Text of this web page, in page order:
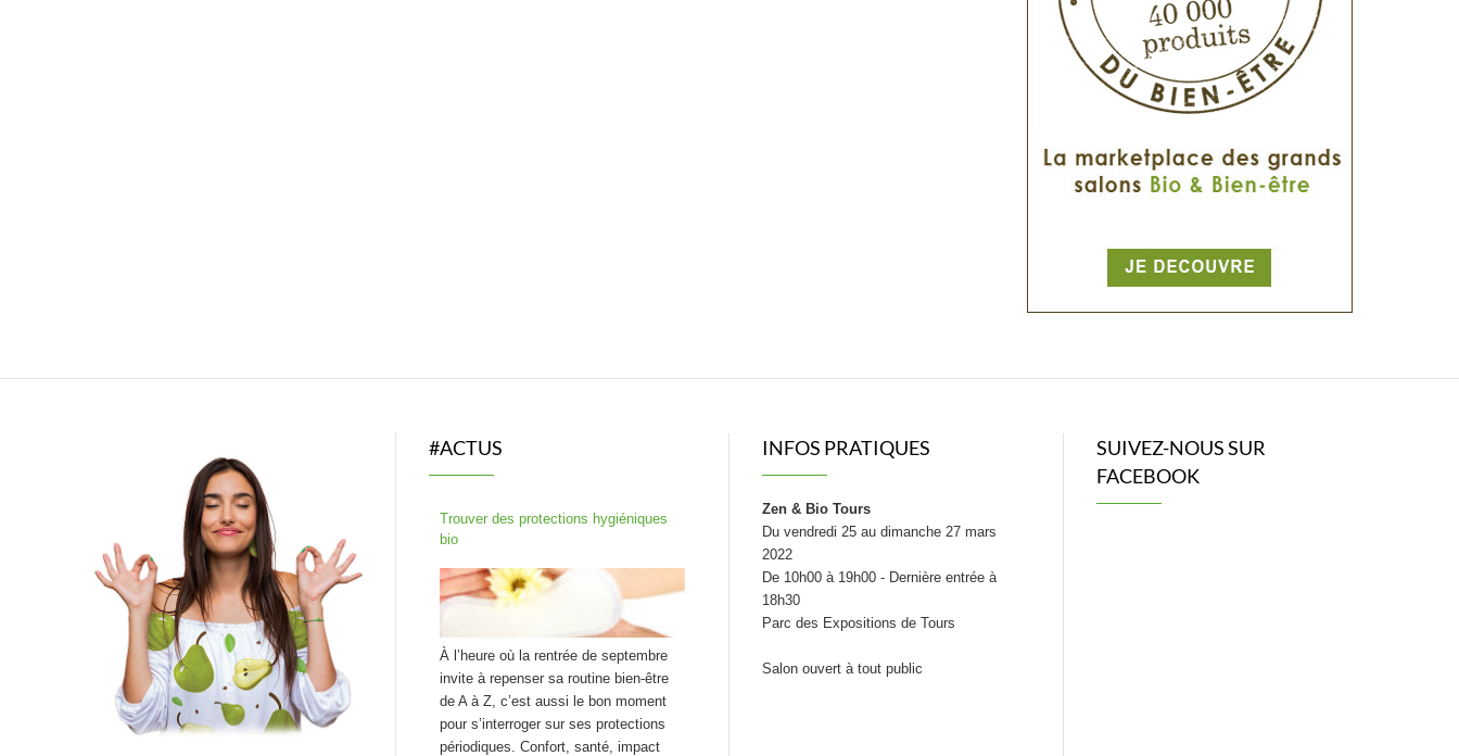
#ACTUS
Trouver des protections hygiéniques
bio
À l’heure où la rentrée de septembre
invite à repenser sa routine bien-être
de A à Z, c’est aussi le bon moment
pour s’interroger sur ses protections
périodiques. Confort, santé, impact
INFOS PRATIQUES
Zen & Bio Tours
Du vendredi 25 au dimanche 27 mars
2022
De 10h00 à 19h00 - Dernière entrée à
18h30
Parc des Expositions de Tours
Salon ouvert à tout public
SUIVEZ-NOUS SUR
FACEBOOK